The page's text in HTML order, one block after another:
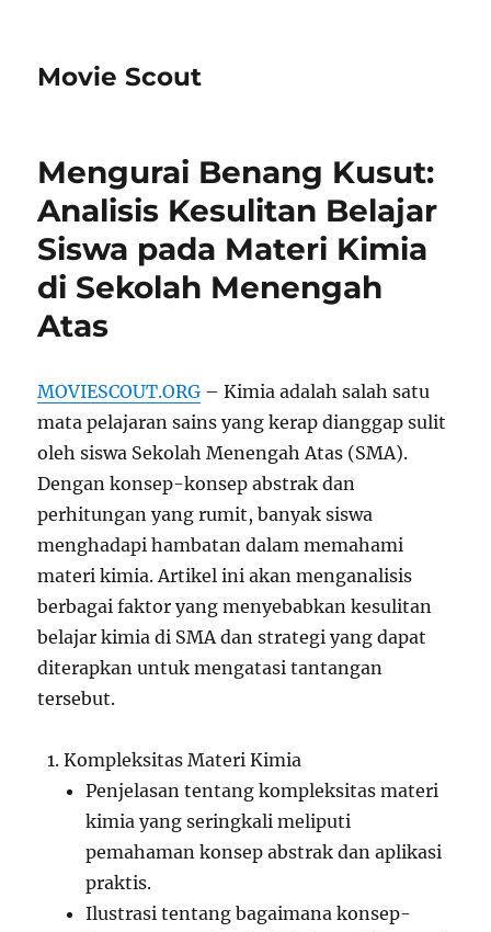
Movie Scout
Mengurai Benang Kusut:
Analisis Kesulitan Belajar
Siswa pada Materi Kimia
di Sekolah Menengah
Atas
MOVIESCOUT.ORG – Kimia adalah salah satu
mata pelajaran sains yang kerap dianggap sulit
oleh siswa Sekolah Menengah Atas (SMA).
Dengan konsep-konsep abstrak dan
perhitungan yang rumit, banyak siswa
menghadapi hambatan dalam memahami
materi kimia. Artikel ini akan menganalisis
berbagai faktor yang menyebabkan kesulitan
belajar kimia di SMA dan strategi yang dapat
diterapkan untuk mengatasi tantangan
tersebut.
Kompleksitas Materi Kimia
Penjelasan tentang kompleksitas materi
kimia yang seringkali meliputi
pemahaman konsep abstrak dan aplikasi
praktis.
Ilustrasi tentang bagaimana konsep-